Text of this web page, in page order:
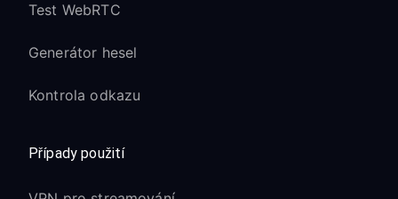
Test WebRTC
Generátor hesel
Kontrola odkazu
Případy použití